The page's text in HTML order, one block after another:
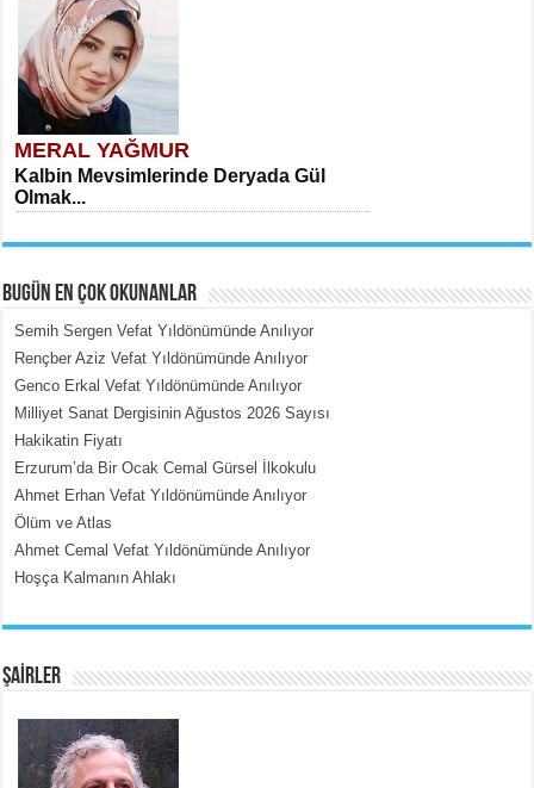
MERAL YAĞMUR
Kalbin Mevsimlerinde Deryada Gül
Olmak...
MEHMET ÇOBAN
İçerdeki Put Dışardaki Maskeler...
BUGÜN EN ÇOK OKUNANLAR
Semih Sergen Vefat Yıldönümünde Anılıyor
Rençber Aziz Vefat Yıldönümünde Anılıyor
Genco Erkal Vefat Yıldönümünde Anılıyor
Milliyet Sanat Dergisinin Ağustos 2026 Sayısı
Hakikatin Fiyatı
Erzurum’da Bir Ocak Cemal Gürsel İlkokulu
Ahmet Erhan Vefat Yıldönümünde Anılıyor
Ölüm ve Atlas
Ahmet Cemal Vefat Yıldönümünde Anılıyor
Hoşça Kalmanın Ahlakı
ŞAİRLER